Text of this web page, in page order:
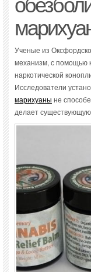
Ученые из
механизм, с помощью
наркотической
Исследователи
марихуаны не
делает